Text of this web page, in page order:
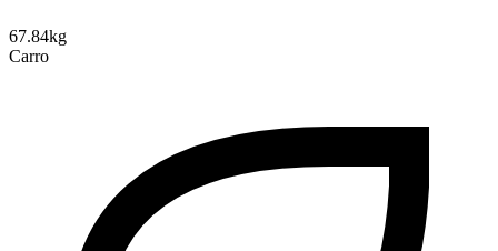
67.84kg
Carro